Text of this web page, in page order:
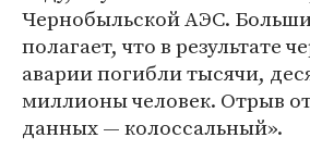
Чернобыльской АЭС.
полагает, что в результате
аварии погибли тысячи,
миллионы человек. Отрыв
данных — колоссальный».